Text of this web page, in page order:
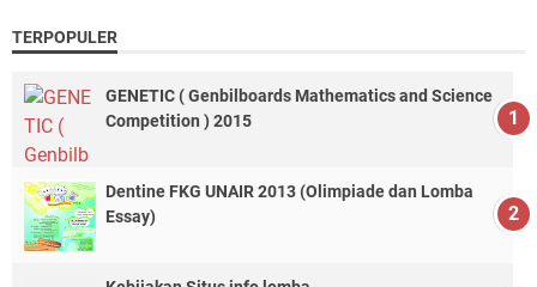
TERPOPULER
GENETIC ( Genbilboards Mathematics and Science
Competition ) 2015
Dentine FKG UNAIR 2013 (Olimpiade dan Lomba
Essay)